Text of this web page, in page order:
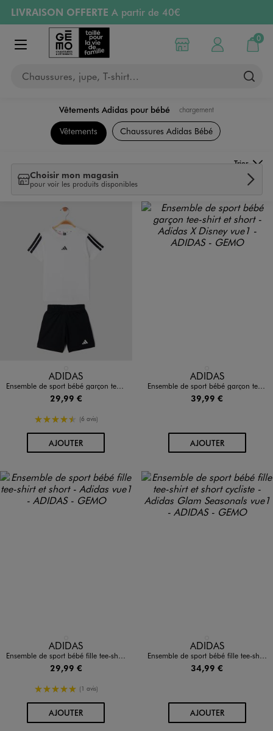
Aller au contenu principal
Aller à la navigation
LIVRAISON OFFERTE A partir de 40€
RETRAIT ET LIVRAISON OFFERTE
en magasin
PAYEZ EN 3x SANS FRAIS
Retours OFFERTS
pendant 30 jours
Afficher le menu
Chaussures, jupe, T-shirt…
Choisir mon magasin
Mon compte
0
Mon
Vêtements Adidas pour bébé chargement
L Marques
Vêtements Chaussures Adidas Bébé
Choisir mon magasin
pour voir les produits disponibles
Trier
Disponible en 1 coloris
ADIDAS
Ensemble de sport bébé garçon tee-shirt et short - Adidas
29,99 €
4.5/5 de moyenne
(6 avis)
AJOUTERAU PANIER
Disponible en 1 coloris
ADIDAS
Ensemble de sport bébé garçon tee-shirt et short - Adidas X Disney
39,99 €
AJOUTERAU PANIER
Disponible en 1 coloris
ADIDAS
Ensemble de sport bébé fille tee-shirt et short - Adidas
29,99 €
5/5 de moyenne
(1 avis)
AJOUTERAU PANIER
Disponible en 1 coloris
ADIDAS
Ensemble de sport bébé fille tee-shirt et short cycliste - Adidas Glam Seasonals
34,99 €
AJOUTERAU PANIER